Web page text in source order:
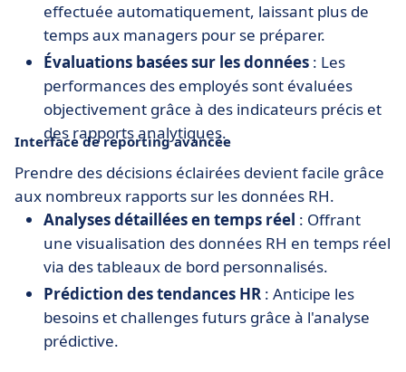
effectuée automatiquement, laissant plus de
temps aux managers pour se préparer.
Évaluations basées sur les données : Les
performances des employés sont évaluées
objectivement grâce à des indicateurs précis et
des rapports analytiques.
Interface de reporting avancée
Prendre des décisions éclairées devient facile grâce
aux nombreux rapports sur les données RH.
Analyses détaillées en temps réel : Offrant
une visualisation des données RH en temps réel
via des tableaux de bord personnalisés.
Prédiction des tendances HR : Anticipe les
besoins et challenges futurs grâce à l'analyse
prédictive.